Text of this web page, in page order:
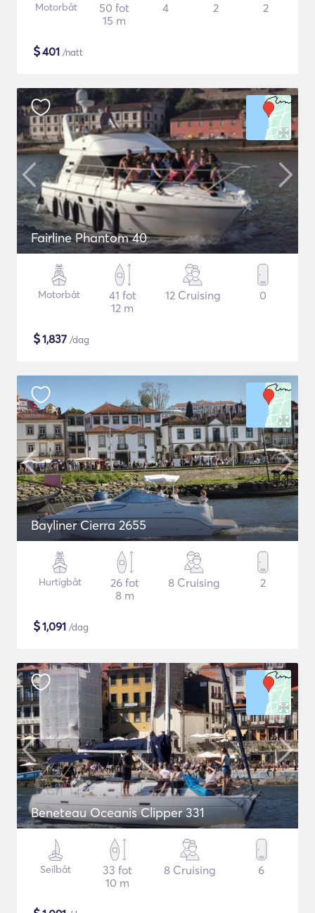
Motorbåt
50 fot
15 m
4 2 2
$401 /natt
Fairline Phantom 40
Motorbåt
41 fot
12 m
12 Cruising 0
$1,837 /dag
Bayliner Cierra 2655
Hurtigbåt
26 fot
8 m
8 Cruising 2
$1,091 /dag
Beneteau Oceanis Clipper 331
Seilbåt
33 fot
10 m
8 Cruising 6